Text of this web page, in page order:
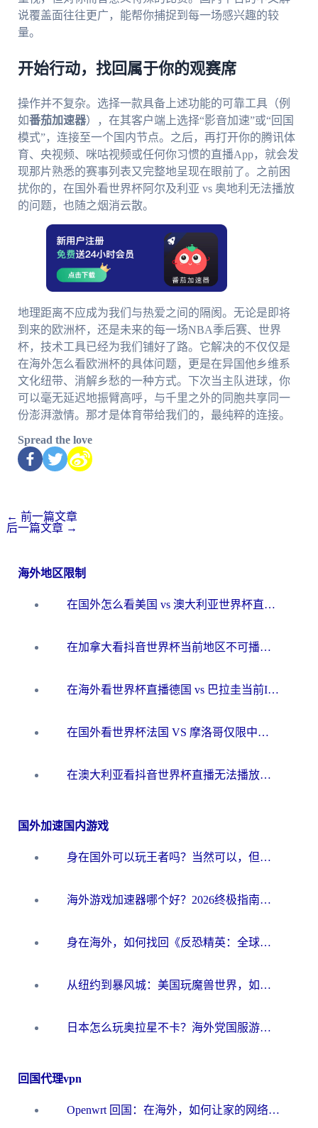
说覆盖面往往更广，能帮你捕捉到每一场感兴趣的较
量。
开始行动，找回属于你的观赛席
操作并不复杂。选择一款具备上述功能的可靠工具（例
如番茄加速器），在其客户端上选择“影音加速”或“回国
模式”，连接至一个国内节点。之后，再打开你的腾讯体
育、央视频、咪咕视频或任何你习惯的直播App，就会发
现那片熟悉的赛事列表又完整地呈现在眼前了。之前困
扰你的，在国外看世界杯阿尔及利亚 vs 奥地利无法播放
的问题，也随之烟消云散。
地理距离不应成为我们与热爱之间的隔阂。无论是即将
到来的欧洲杯，还是未来的每一场NBA季后赛、世界
杯，技术工具已经为我们铺好了路。它解决的不仅仅是
在海外怎么看欧洲杯的具体问题，更是在异国他乡维系
文化纽带、消解乡愁的一种方式。下次当主队进球，你
可以毫无延迟地振臂高呼，与千里之外的同胞共享同一
份澎湃激情。那才是体育带给我们的，最纯粹的连接。
Spread the love
← 前一篇文章
后一篇文章 →
海外地区限制
在国外怎么看美国 vs 澳大利亚世界杯直播？海外党必藏的中文解说观赛指南
在加拿大看抖音世界杯当前地区不可播放？海外党体育观赛终极指南
在海外看世界杯直播德国 vs 巴拉圭当前IP受限制？这篇指南帮你轻松解决地区限制
在国外看世界杯法国 VS 摩洛哥仅限中国大陆？别让地域限制拦下你的欢呼
在澳大利亚看抖音世界杯直播无法播放？海外党体育观赛终极指南来了！
国外加速国内游戏
身在国外可以玩王者吗？当然可以，但你需要这份“加速”指南
海外游戏加速器哪个好？2026终极指南帮你畅玩国服+解决卡顿难题
身在海外，如何找回《反恐精英：全球攻势》国服的丝滑手感？一份给你的终极指南
从纽约到暴风城：美国玩魔兽世界，如何找到你的最佳网络航线
日本怎么玩奥拉星不卡？海外党国服游戏加速器选择全攻略
回国代理vpn
Openwrt 回国：在海外，如何让家的网络触手可及